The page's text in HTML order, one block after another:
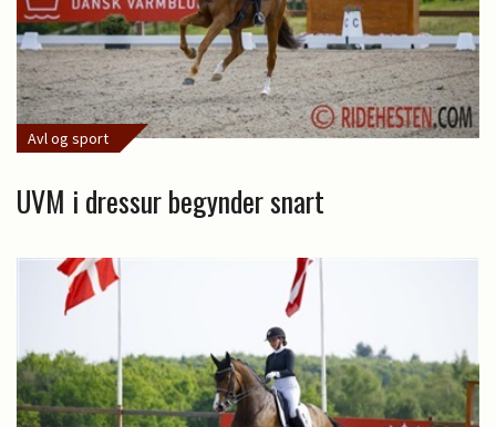
Avl og sport
UVM i dressur begynder snart